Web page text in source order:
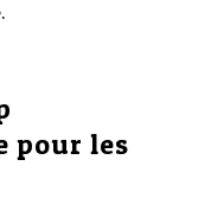
pour les